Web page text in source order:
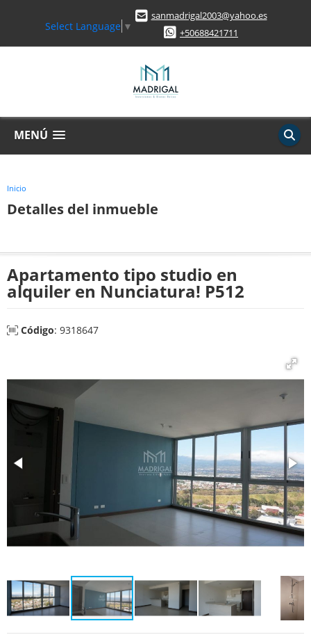
Select Language ▼
sanmadrigal2003@yahoo.es
+50688421711
MENÚ
Inicio
Detalles del inmueble
Apartamento tipo studio en
alquiler en Nunciatura! P512
Código: 9318647